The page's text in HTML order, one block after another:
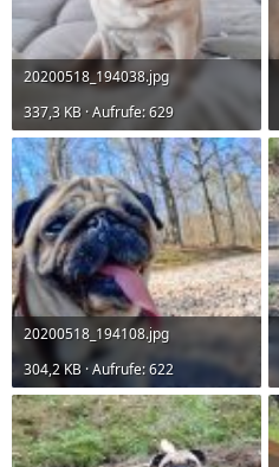
20200518_194038.jpg
337,3 KB · Aufrufe: 629
20200518_194108.jpg
304,2 KB · Aufrufe: 622